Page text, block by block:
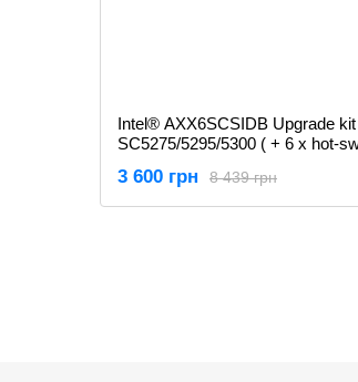
Intel® AXX6SCSIDB Upgrade
SC5275/5295/5300 ( + 6 x hot-
8 439 грн
3 600 грн